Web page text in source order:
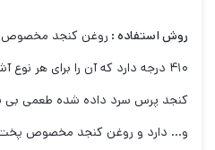
روش استفاده : روغن کنجد مخصوص
۴۱۰ درجه دارد که آن را برای هر
کنجد پرس سرد داده شده طعمی بی
و… دارد و روغن کنجد مخصوص پخت